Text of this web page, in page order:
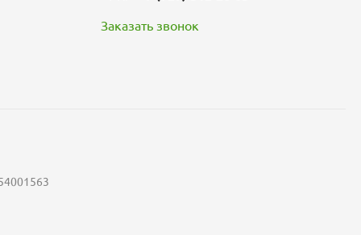
Заказать звонок